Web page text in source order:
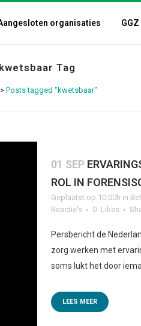
organisaties
kwetsbaar Tag
> Posts tagged "kwetsbaar"
01 SEP
ROL IN
Geplaatst op 10:00h in
Reactie's
0 Likes
Persbericht de
zorg werken met
soms lukt het door
LEES MEER